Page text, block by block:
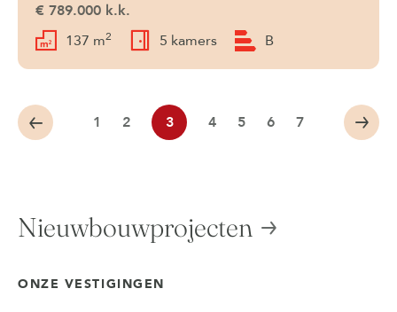
€ 789.000 k.k.
137 m2 5 kamers B
1 2 3 4 5 6 7
Nieuwbouwprojecten
ONZE VESTIGINGEN